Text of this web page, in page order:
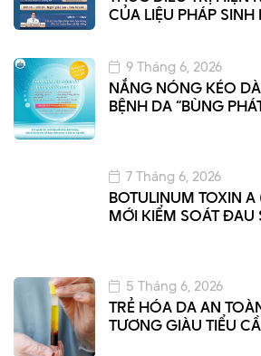
CỦA LIỆU PHÁP SINH
NẮNG NÓNG KÉO
BỆNH DA “BÙNG
9 Tháng 6, 2026
BOTULINUM TOXIN A
MỚI KIỂM SOÁT ĐAU
7 Tháng 6, 2026
TRẺ HÓA DA AN
TƯƠNG GIÀU TIỂU
5 Tháng 6, 2026